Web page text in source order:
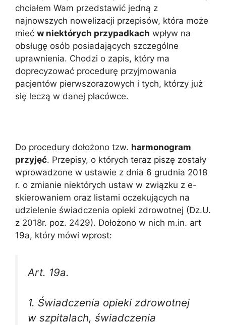
chciałem Wam przedstawić jedną z
najnowszych nowelizacji przepisów, która może
mieć w niektórych przypadkach wpływ na
obsługę osób posiadających szczególne
uprawnienia. Chodzi o zapis, który ma
doprecyzować procedurę przyjmowania
pacjentów pierwszorazowych i tych, którzy już
się leczą w danej placówce.
Do procedury dołożono tzw. harmonogram
przyjęć. Przepisy, o których teraz piszę zostały
wprowadzone w ustawie z dnia 6 grudnia 2018
r. o zmianie niektórych ustaw w związku z e-
skierowaniem oraz listami oczekujących na
udzielenie świadczenia opieki zdrowotnej (Dz.U.
z 2018r. poz. 2429). Dołożono w nich m.in. art
19a, który mówi wprost:
Art. 19a.
1. Świadczenia opieki zdrowotnej
w szpitalach, świadczenia